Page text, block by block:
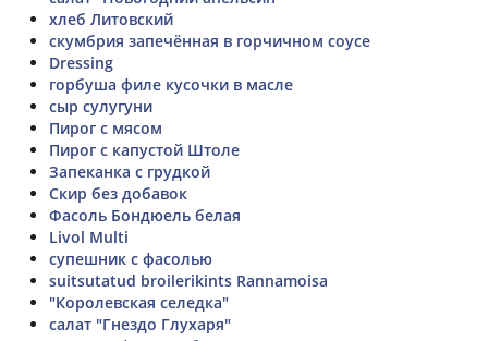
хлеб Литовский
скумбрия запечённая в горчичном соусе
Dressing
горбуша филе кусочки в масле
сыр сулугуни
Пирог с мясом
Пирог с капустой Штоле
Запеканка с грудкой
Скир без добавок
Фасоль Бондюель белая
Livol Multi
супешник с фасолью
suitsutatud broilerikints Rannamoisa
"Королевская селедка"
салат "Гнездо Глухаря"